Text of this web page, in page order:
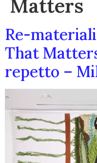
Matters
Re-
That
repetto –